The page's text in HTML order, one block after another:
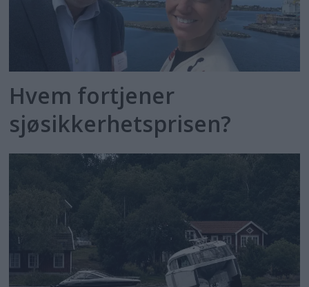
Hvem fortjener
sjøsikkerhetsprisen?